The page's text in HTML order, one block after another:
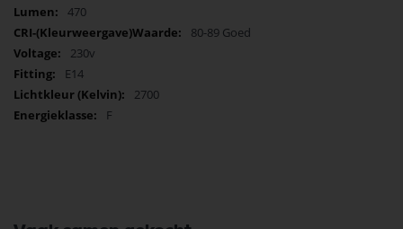
470
80-89 Goed
230v
E14
2700
F